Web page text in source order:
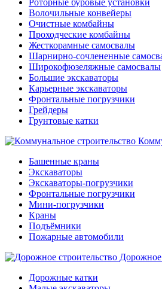
Роторные буровые установки
Волочильные конвейеры
Очистные комбайны
Проходческие комбайны
Жесткорамные самосвалы
Шарнирно-сочлененные
Широкофюзеляжные самосвалы
Большие экскаваторы
Карьерные экскаваторы
Фронтальные погрузчики
Грейдеры
Грунтовые катки
Башенные краны
Экскаваторы
Экскаваторы-погрузчики
Фронтальные погрузчики
Мини-погрузчики
Краны
Подъёмники
Пожарные автомобили
Дорожное
Дорожные катки